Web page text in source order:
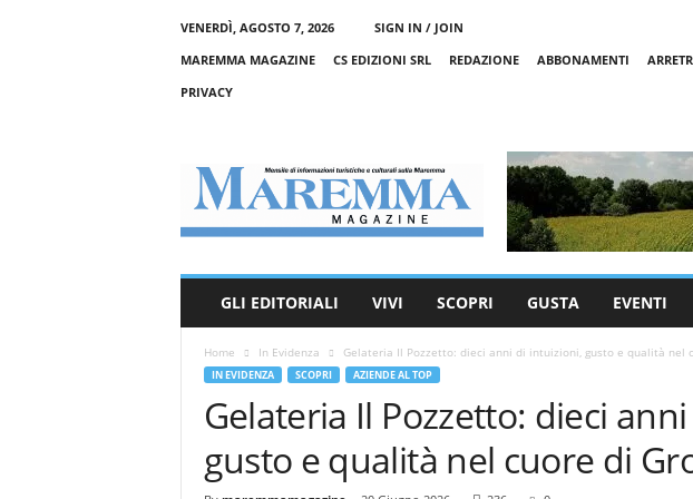
VENERDÌ, AGOSTO 7, 2026
SIGN IN / JOIN
MAREMMA MAGAZINE
CS EDIZIONI SRL REDAZIONE ABBONAMENTI
PRIVACY
m
GLI EDITORIALI VIVI SCOPRI GUSTA EVENTI
Home In Evidenza Gelateria Il Pozzetto: dieci anni di intuizioni, gusto e qualità nel
IN EVIDENZA SCOPRI AZIENDE AL TOP
Gelateria Il Pozzetto: dieci
gusto e qualità nel cuore di